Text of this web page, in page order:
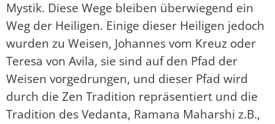
Mystik. Diese Wege bleiben überwiegend ein
Weg der Heiligen. Einige dieser Heiligen jedoch
wurden zu Weisen, Johannes vom Kreuz oder
Teresa von Avila, sie sind auf den Pfad der
Weisen vorgedrungen, und dieser Pfad wird
durch die Zen Tradition repräsentiert und die
Tradition des Vedanta, Ramana Maharshi z.B.,